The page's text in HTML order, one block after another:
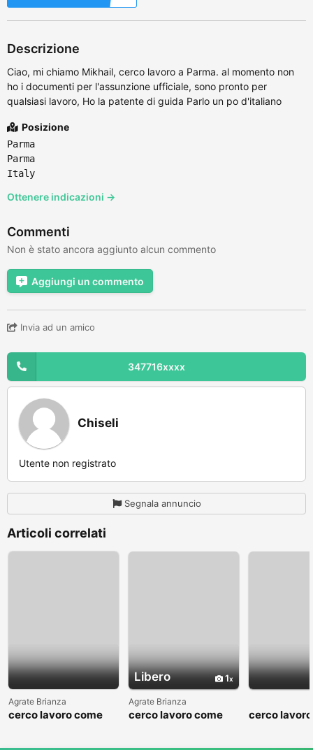
Descrizione
Ciao, mi chiamo Mikhail, cerco lavoro a Parma. al momento non
ho i documenti per l'assunzione ufficiale, sono pronto per
qualsiasi lavoro, Ho la patente di guida Parlo un po d'italiano
Posizione
Parma
Parma
Italy
Ottenere indicazioni →
Commenti
Non è stato ancora aggiunto alcun commento
Aggiungi un commento
Invia ad un amico
347716xxxx
Chiseli
Utente non registrato
Segnala annuncio
Articoli correlati
Agrate Brianza
cerco lavoro come
Libero 1
Agrate Brianza
cerco lavoro come
cerco